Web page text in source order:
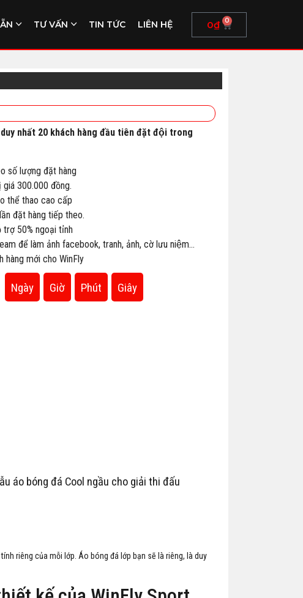
TƯ VẤN TIN TỨC LIÊN HỆ 0₫ 0
nhất 20 khách hàng đầu tiên đặt đội trong
số lượng đặt hàng
300.000 đồng.
thể thao cao cấp
đặt hàng tiếp theo.
trợ 50% ngoại tỉnh
để làm ảnh facebook, tranh, ảnh, cờ lưu niệm…
hàng mới cho WinFly
Ngày Giờ Phút Giây
áo bóng đá Cool ngầu cho giải thi đấu
riêng của mỗi lớp. Áo bóng đá lớp bạn sẽ là riêng, là duy